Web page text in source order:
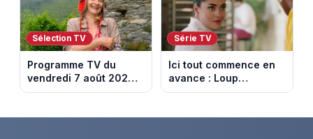
Sélection TV
Programme TV du
vendredi 7 août 2026 :
notre sélection pour
Série TV
Ici tout commence en
avance : Loup
découvre la trahison
10 août 2026 (spoiler)